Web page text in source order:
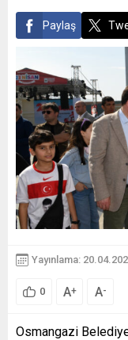
Paylaş
Yayınlama:
0 A+ A-
Osmangazi